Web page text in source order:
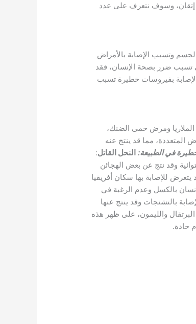
إتقان، وسوف نتعرف على عدد
وتسبب الإصابة بالأمراض
تسبب ضرر بصحة الإنسان، فقد
بفيروسات خطيرة تسبب
ومرض حمى الضنك،
المتعددة، مما قد ينتج عنه
في الطبيعة: النحل القاتل:
وقد نتج عن بعض الهجائن
يتعرض للإصابة بها سكان أفريقيا
بالكسل وعدم الرغبة في
بالتشنجات وقد ينتج عنها
والليمون، على ظهر هذه
حادة.